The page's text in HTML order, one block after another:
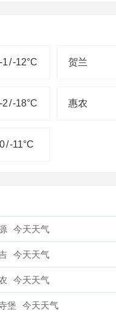
-1/-12°C 贺兰
-2/-18°C 惠农
0/-11°C
今天天气
今天天气
今天天气
堡 今天天气